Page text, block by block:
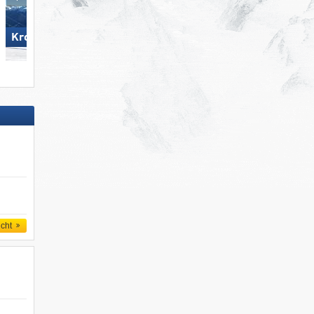
Kronplatz
Madonna di Campiglio/​Pinzolo/​